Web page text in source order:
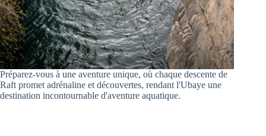
Préparez-vous à une aventure unique, où chaque descente de
Raft promet adrénaline et découvertes, rendant l'Ubaye une
destination incontournable d'aventure aquatique.